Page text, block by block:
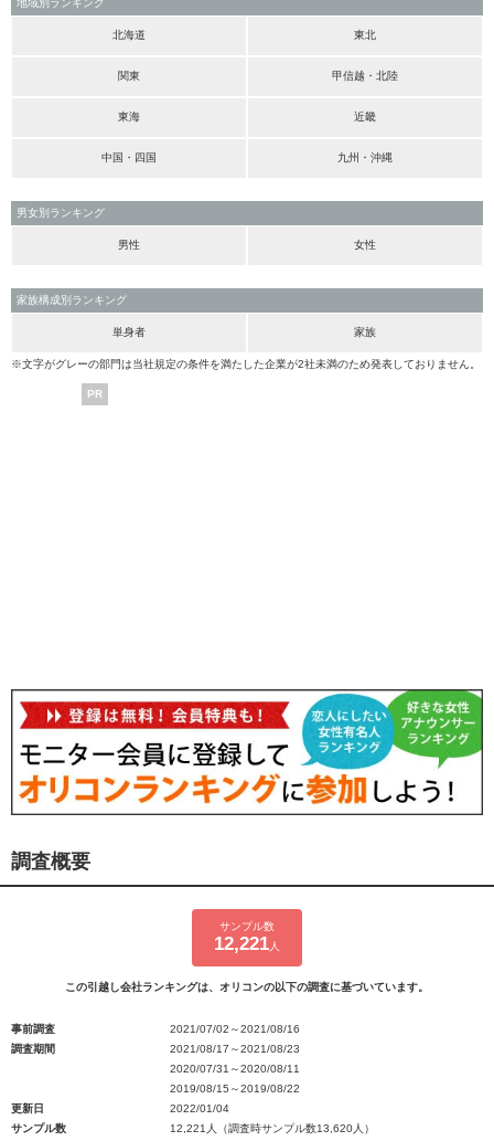
地域別ランキング
北海道 東北
関東 甲信越・北陸
東海 近畿
中国・四国 九州・沖縄
男女別ランキング
男性 女性
家族構成別ランキング
単身者 家族
※文字がグレーの部門は当社規定の条件を満たした企業が2社未満のため発表しておりません。
PR
調査概要
サンプル数
12,221 人
この引越し会社ランキングは、オリコンの以下の調査に基づいています。
事前調査
2021/07/02～2021/08/16
調査期間
2021/08/17～2021/08/23
2020/07/31～2020/08/11
2019/08/15～2019/08/22
更新日
2022/01/04
サンプル数
12,221人（調査時サンプル数13,620人）